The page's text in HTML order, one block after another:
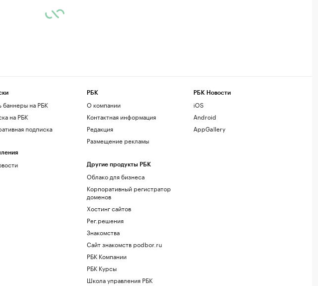
баннеры на РБК
на РБК
подписка
РБК
О компании
Контактная информация
Редакция
Размещение рекламы
Другие продукты РБК
Облако для бизнеса
Корпоративный регистратор
доменов
Хостинг сайтов
Рег.решения
Знакомства
Сайт знакомств podbor.ru
РБК Компании
РБК Курсы
Школа управления РБК
РБК Новости
iOS
Android
AppGallery